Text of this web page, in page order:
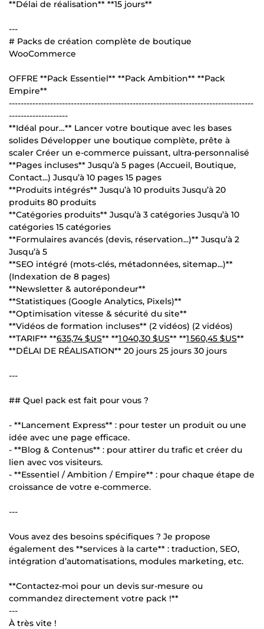
**Délai de réalisation** **15 jours**
---
# Packs de création complète de boutique
WooCommerce
OFFRE **Pack Essentiel** **Pack Ambition** **Pack
Empire**
-----------------------------------------------------------------------------------
--------------------
**Idéal pour…** Lancer votre boutique avec les bases
solides Développer une boutique complète, prête à
scaler Créer un e-commerce puissant, ultra-personnalisé
**Pages incluses** Jusqu’à 5 pages (Accueil, Boutique,
Contact...) Jusqu’à 10 pages 15 pages
**Produits intégrés** Jusqu’à 10 produits Jusqu’à 20
produits 80 produits
**Catégories produits** Jusqu’à 3 catégories Jusqu’à 10
catégories 15 catégories
**Formulaires avancés (devis, réservation...)** Jusqu’à 2
Jusqu’à 5
**SEO intégré (mots-clés, métadonnées, sitemap...)**
(Indexation de 8 pages)
**Newsletter & autorépondeur**
**Statistiques (Google Analytics, Pixels)**
**Optimisation vitesse & sécurité du site**
**Vidéos de formation incluses** (2 vidéos) (2 vidéos)
**TARIF** **635,74 $US** **1 040,30 $US** **1 560,45 $US**
**DÉLAI DE RÉALISATION** 20 jours 25 jours 30 jours
---
## Quel pack est fait pour vous ?
- **Lancement Express** : pour tester un produit ou une
idée avec une page efficace.
- **Blog & Contenus** : pour attirer du trafic et créer du
lien avec vos visiteurs.
- **Essentiel / Ambition / Empire** : pour chaque étape de
croissance de votre e-commerce.
---
Vous avez des besoins spécifiques ? Je propose
également des **services à la carte** : traduction, SEO,
intégration d’automatisations, modules marketing, etc.
**Contactez-moi pour un devis sur-mesure ou
commandez directement votre pack !**
---
À très vite !